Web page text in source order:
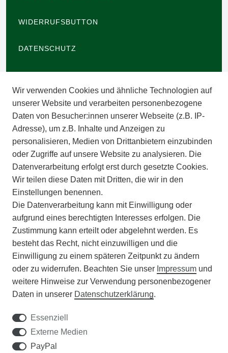
WIDERRUFSBUTTON
DATENSCHUTZ
IMPRESSUM
INFORMATIONEN
ZAHLUNGSARTEN
VERSAND
BATTERIEENTSORGUNG
VERANSTALTUNGEN
APOTHEKERSCHRANK
WISSENSWERTES
DER WEG ZUM TRAUMRASEN
Wir verwenden Cookies und ähnliche Technologien auf
unserer Website und verarbeiten personenbezogene
Daten von Besucher:innen unserer Webseite (z.B. IP-
Adresse), um z.B. Inhalte und Anzeigen zu
personalisieren, Medien von Drittanbietern einzubinden
oder Zugriffe auf unsere Website zu analysieren. Die
Datenverarbeitung erfolgt erst durch gesetzte Cookies.
Wir teilen diese Daten mit Dritten, die wir in den
Einstellungen benennen.
Die Datenverarbeitung kann mit Einwilligung oder
aufgrund eines berechtigten Interesses erfolgen. Die
Zustimmung kann erteilt oder abgelehnt werden. Es
besteht das Recht, nicht einzuwilligen und die
Einwilligung zu einem späteren Zeitpunkt zu ändern
oder zu widerrufen. Beachten Sie unser Impressum und
weitere Hinweise zur Verwendung personenbezogener
Daten in unserer Daten­schutz­erklärung.
Essenziell
Externe Medien
PayPal